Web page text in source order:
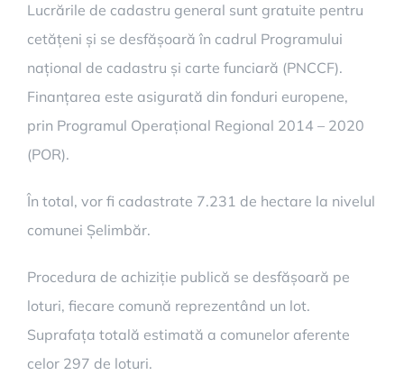
Lucrările de cadastru general sunt gratuite pentru
cetățeni și se desfășoară în cadrul Programului
național de cadastru și carte funciară (PNCCF).
Finanțarea este asigurată din fonduri europene,
prin Programul Operațional Regional 2014 – 2020
(POR).
În total, vor fi cadastrate 7.231 de hectare la nivelul
comunei Șelimbăr.
Procedura de achiziție publică se desfășoară pe
loturi, fiecare comună reprezentând un lot.
Suprafața totală estimată a comunelor aferente
celor 297 de loturi.